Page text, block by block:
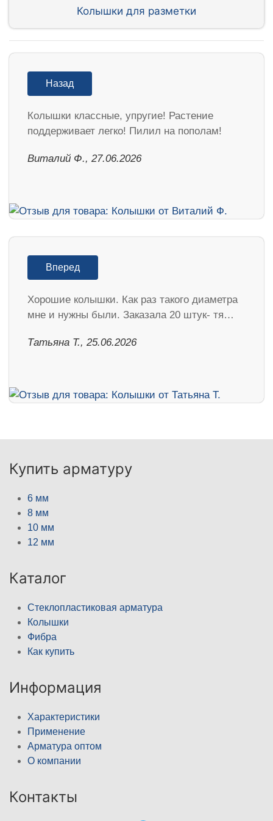
Колышки для разметки
Назад
Колышки классные, упругие! Растение
поддерживает легко! Пилил на пополам!
Виталий Ф., 27.06.2026
Вперед
Хорошие колышки. Как раз такого диаметра
мне и нужны были. Заказала 20 штук- тя…
Татьяна Т., 25.06.2026
Купить арматуру
6 мм
8 мм
10 мм
12 мм
Каталог
Стеклопластиковая арматура
Колышки
Фибра
Как купить
Информация
Характеристики
Применение
Арматура оптом
О компании
Контакты